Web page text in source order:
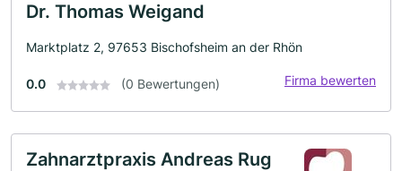
Dr. Thomas Weigand
Marktplatz 2, 97653 Bischofsheim an der Rhön
0.0 (0 Bewertungen) Firma bewerten
Zahnarztpraxis Andreas Rug